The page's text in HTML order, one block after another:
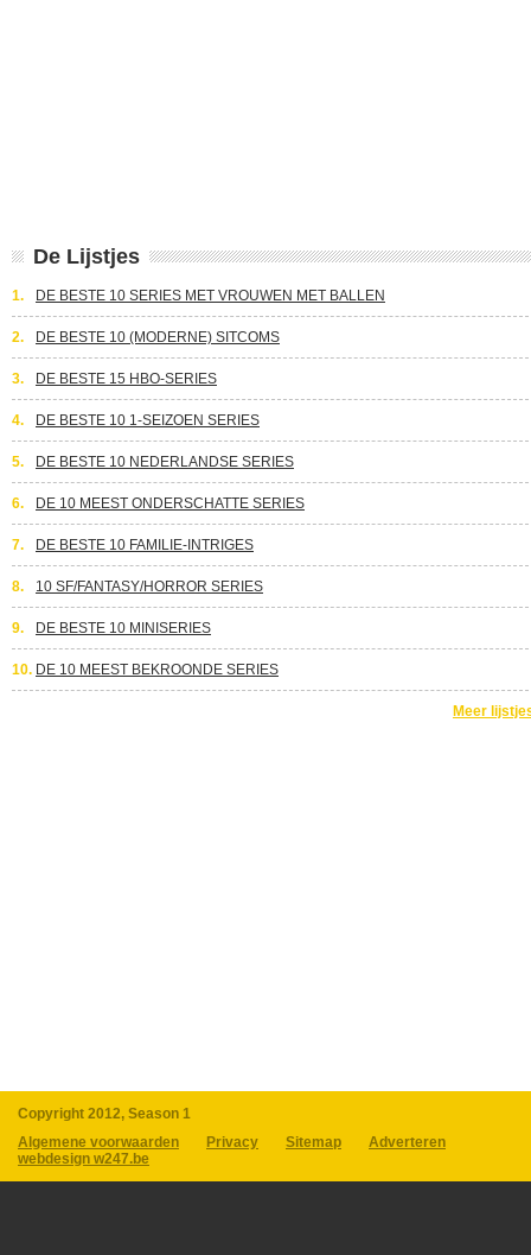
De Lijstjes
1. DE BESTE 10 SERIES MET VROUWEN MET BALLEN
2. DE BESTE 10 (MODERNE) SITCOMS
3. DE BESTE 15 HBO-SERIES
4. DE BESTE 10 1-SEIZOEN SERIES
5. DE BESTE 10 NEDERLANDSE SERIES
6. DE 10 MEEST ONDERSCHATTE SERIES
7. DE BESTE 10 FAMILIE-INTRIGES
8. 10 SF/FANTASY/HORROR SERIES
9. DE BESTE 10 MINISERIES
10. DE 10 MEEST BEKROONDE SERIES
Meer
Copyright 2012, Season 1
Algemene voorwaarden
Privacy Sitemap
Adverteren
webdesign w247.be